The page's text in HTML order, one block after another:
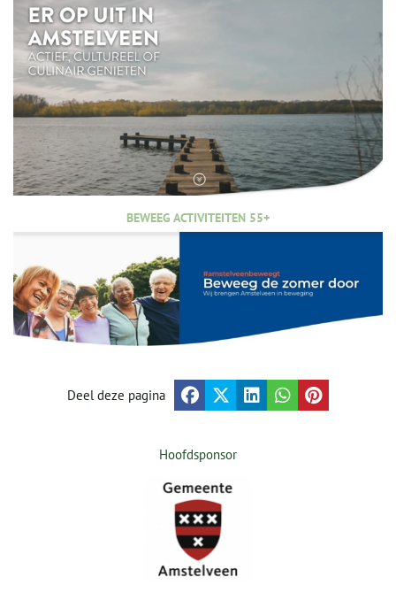
BEWEEG ACTIVITEITEN 55+
Deel deze pagina
Hoofdsponsor